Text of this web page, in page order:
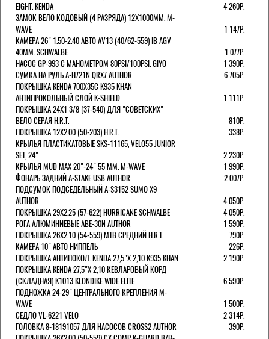
EIGHT. KENDA
4 260Р.
ЗАМОК ВЕЛО КОДОВЫЙ (4 РАЗРЯДА) 12Х1000ММ. M-
WAVE
1 147Р.
КАМЕРА 26" 1.50-2.40 АВТО AV13 (40/62-559) IB AGV
40MM. SCHWALBE
1 077Р.
НАСОС GP-993 С МАНОМЕТРОМ 80PSI/100PSI. GIYO
1 390Р.
СУМКА НА РУЛЬ A-H721N QRX7 AUTHOR
6 705Р.
ПОКРЫШКА KENDA 700Х35С K935 KHAN
АНТИПРОКОЛЬНЫЙ СЛОЙ K-SHIELD
1 111Р.
ПОКРЫШКА 24X1 3/8 (37-540) ДЛЯ "СОВЕТСКИХ"
ВЕЛО СЕРАЯ H.R.T.
810Р.
ПОКРЫШКА 12X2.00 (50-203) H.R.T.
338Р.
КРЫЛЬЯ ПЛАСТИКАТОВЫЕ SKS-11165, VELO55 JUNIOR
SET, 24"
2 230Р.
КРЫЛЬЯ MUD MAX 20"-24" 55 ММ. M-WAVE
1 990Р.
ФОНАРЬ ЗАДНИЙ A-STAKE USB AUTHOR
2 007Р.
ПОДСУМОК ПОДСЕДЕЛЬНЫЙ A-S3152 SUMO X9
AUTHOR
4 050Р.
ПОКРЫШКА 29X2.25 (57-622) HURRICANE SCHWALBE
4 050Р.
РОГА АЛЮМИНИЕВЫЕ ABE-30N AUTHOR
1 590Р.
ПОКРЫШКА 26X2.10 (54-559) MTB СРЕДНИЙ H.R.T.
790Р.
КАМЕРА 10" АВТО НИППЕЛЬ
226Р.
ПОКРЫШКА АНТИПОКОЛ. KENDA 27,5"Х 2,10 K935 KHAN
2 190Р.
ПОКРЫШКА KENDA 27,5"Х 2,10 КЕВЛАРОВЫЙ КОРД
(СКЛАДНАЯ) K1013 KLONDIKE WIDE ELITE
6 590Р.
ПОДНОЖКА 24-29" ЦЕНТРАЛЬНОГО КРЕПЛЕНИЯ M-
WAVE
1 500Р.
СЕДЛО VL-6221 VELO
2 314Р.
ГОЛОВКА 8-18191057 ДЛЯ НАСОСОВ CROSS2 AUTHOR
390Р.